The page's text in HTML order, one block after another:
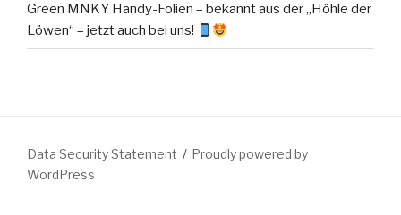
Green MNKY Handy-Folien – bekannt aus der „Höhle der
Löwen“ – jetzt auch bei uns!
Data Security Statement
Proudly powered by
WordPress